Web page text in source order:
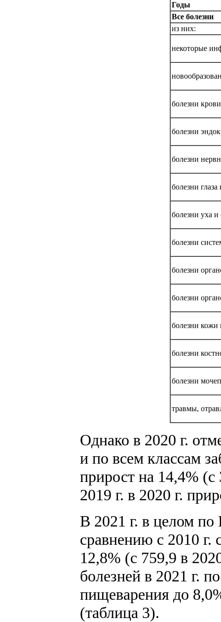
Годы
Все болезни
из них:
некоторые
болезни
болезни
болезни
болезни
болезни уха и
болезни
болезни
болезни
болезни кожи
болезни
болезни
травмы,
Однако в 2020 г.
и по всем классам
прирост на 14,4% (с
2019 г. в 2020 г.
В 2021 г. в целом по
сравнению с 2010 г.
12,8% (с 759,9 в
болезней в 2021 г.
пищеварения до
(таблица 3).